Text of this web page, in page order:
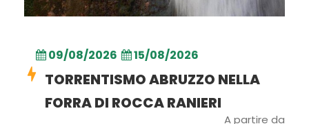
09/08/2026 15/08/2026
TORRENTISMO ABRUZZO NELLA
FORRA DI ROCCA RANIERI
A partire da